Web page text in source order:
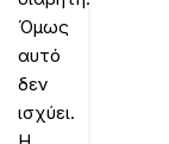
Όμως
αυτό
δεν
ισχύει.